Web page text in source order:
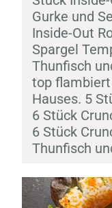
Gurke und
Inside-Out
Spargel
Thunfisch
top
Hauses. 5
6 Stück
6 Stück
Thunfisch